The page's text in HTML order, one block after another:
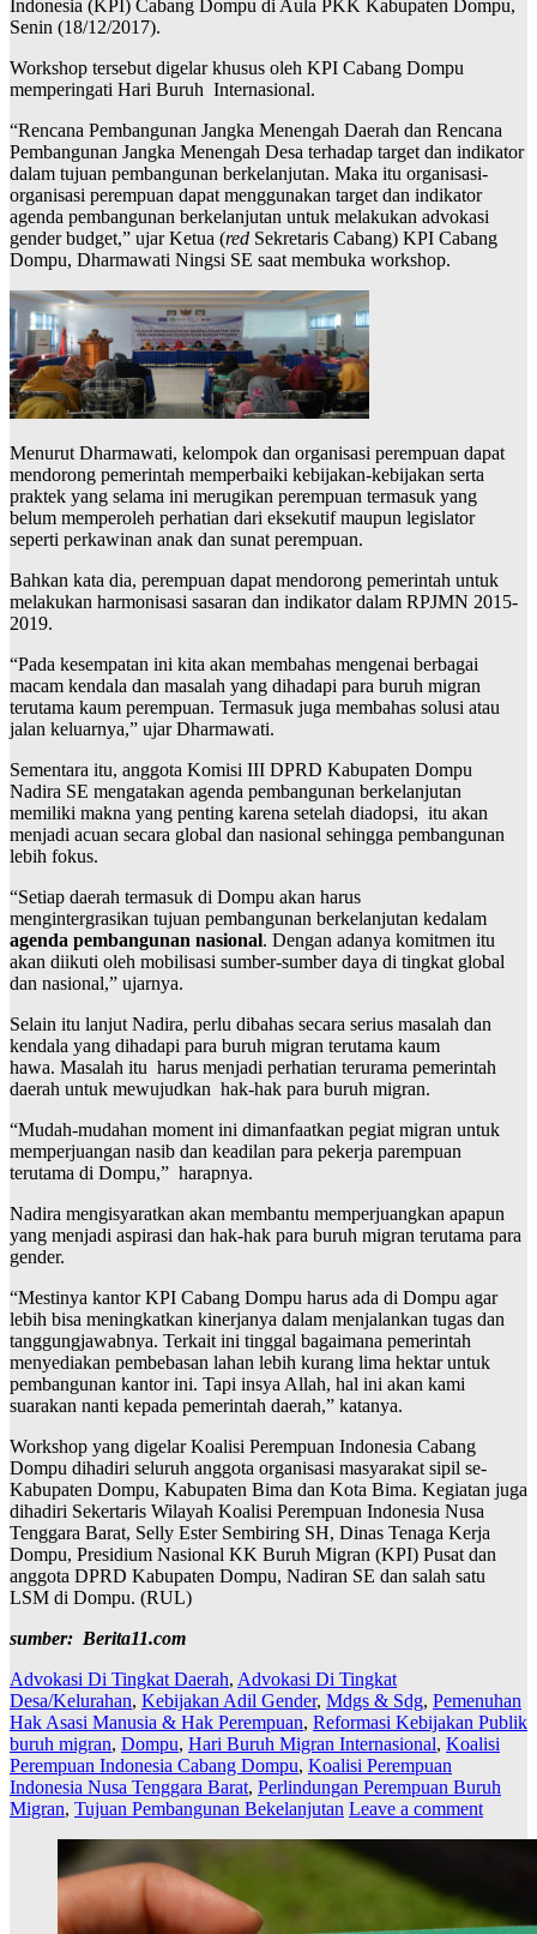
Indonesia (KPI) Cabang Dompu di Aula PKK Kabupaten Dompu,
Senin (18/12/2017).
Workshop tersebut digelar khusus oleh KPI Cabang Dompu
memperingati Hari Buruh Internasional.
“Rencana Pembangunan Jangka Menengah Daerah dan Rencana
Pembangunan Jangka Menengah Desa terhadap target dan indikator
dalam tujuan pembangunan berkelanjutan. Maka itu organisasi-
organisasi perempuan dapat menggunakan target dan indikator
agenda pembangunan berkelanjutan untuk melakukan advokasi
gender budget,” ujar Ketua (red Sekretaris Cabang) KPI Cabang
Dompu, Dharmawati Ningsi SE saat membuka workshop.
Menurut Dharmawati, kelompok dan organisasi perempuan dapat
mendorong pemerintah memperbaiki kebijakan-kebijakan serta
praktek yang selama ini merugikan perempuan termasuk yang
belum memperoleh perhatian dari eksekutif maupun legislator
seperti perkawinan anak dan sunat perempuan.
Bahkan kata dia, perempuan dapat mendorong pemerintah untuk
melakukan harmonisasi sasaran dan indikator dalam RPJMN 2015-
2019.
“Pada kesempatan ini kita akan membahas mengenai berbagai
macam kendala dan masalah yang dihadapi para buruh migran
terutama kaum perempuan. Termasuk juga membahas solusi atau
jalan keluarnya,” ujar Dharmawati.
Sementara itu, anggota Komisi III DPRD Kabupaten Dompu
Nadira SE mengatakan agenda pembangunan berkelanjutan
memiliki makna yang penting karena setelah diadopsi, itu akan
menjadi acuan secara global dan nasional sehingga pembangunan
lebih fokus.
“Setiap daerah termasuk di Dompu akan harus
mengintergrasikan tujuan pembangunan berkelanjutan kedalam
agenda pembangunan nasional. Dengan adanya komitmen itu
akan diikuti oleh mobilisasi sumber-sumber daya di tingkat global
dan nasional,” ujarnya.
Selain itu lanjut Nadira, perlu dibahas secara serius masalah dan
kendala yang dihadapi para buruh migran terutama kaum
hawa. Masalah itu harus menjadi perhatian terurama pemerintah
daerah untuk mewujudkan hak-hak para buruh migran.
“Mudah-mudahan moment ini dimanfaatkan pegiat migran untuk
memperjuangan nasib dan keadilan para pekerja parempuan
terutama di Dompu,” harapnya.
Nadira mengisyaratkan akan membantu memperjuangkan apapun
yang menjadi aspirasi dan hak-hak para buruh migran terutama para
gender.
“Mestinya kantor KPI Cabang Dompu harus ada di Dompu agar
lebih bisa meningkatkan kinerjanya dalam menjalankan tugas dan
tanggungjawabnya. Terkait ini tinggal bagaimana pemerintah
menyediakan pembebasan lahan lebih kurang lima hektar untuk
pembangunan kantor ini. Tapi insya Allah, hal ini akan kami
suarakan nanti kepada pemerintah daerah,” katanya.
Workshop yang digelar Koalisi Perempuan Indonesia Cabang
Dompu dihadiri seluruh anggota organisasi masyarakat sipil se-
Kabupaten Dompu, Kabupaten Bima dan Kota Bima. Kegiatan juga
dihadiri Sekertaris Wilayah Koalisi Perempuan Indonesia Nusa
Tenggara Barat, Selly Ester Sembiring SH, Dinas Tenaga Kerja
Dompu, Presidium Nasional KK Buruh Migran (KPI) Pusat dan
anggota DPRD Kabupaten Dompu, Nadiran SE dan salah satu
LSM di Dompu. (RUL)
sumber: Berita11.com
Advokasi Di Tingkat Daerah, Advokasi Di Tingkat
Desa/Kelurahan, Kebijakan Adil Gender, Mdgs & Sdg, Pemenuhan
Hak Asasi Manusia & Hak Perempuan, Reformasi Kebijakan Publik
buruh migran, Dompu, Hari Buruh Migran Internasional, Koalisi
Perempuan Indonesia Cabang Dompu, Koalisi Perempuan
Indonesia Nusa Tenggara Barat, Perlindungan Perempuan Buruh
Migran, Tujuan Pembangunan Bekelanjutan Leave a comment